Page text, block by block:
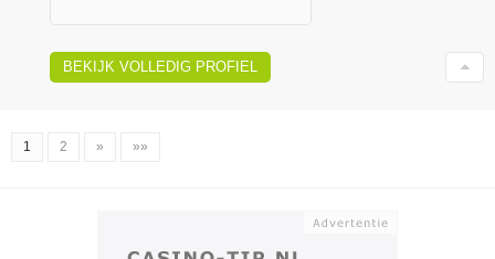
BEKIJK VOLLEDIG PROFIEL
1 2 » »»